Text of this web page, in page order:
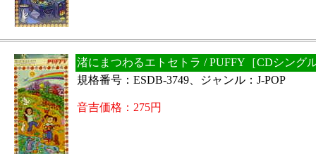
渚にまつわるエトセトラ / PUFFY［CDシング
規格番号：ESDB-3749、ジャンル：J-POP
音吉価格：275円